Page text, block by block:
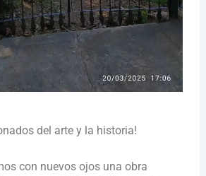
del arte y la historia!
con nuevos ojos una obra